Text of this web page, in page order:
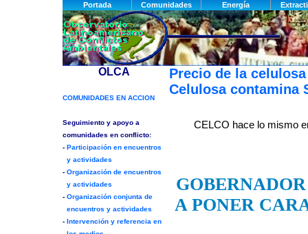
Precio de la celulosa
Celulosa contamina
CELCO hace lo mismo
A PONER